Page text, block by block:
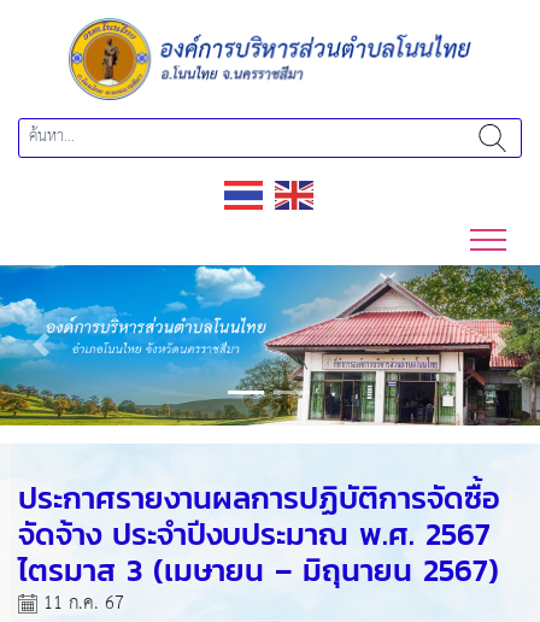
Previous Next
ประกาศรายงานผลการปฏิบัติการจัดซื้อ
จัดจ้าง ประจำปีงบประมาณ พ.ศ. 2567
ไตรมาส 3 (เมษายน – มิถุนายน 2567)
11 ก.ค. 67